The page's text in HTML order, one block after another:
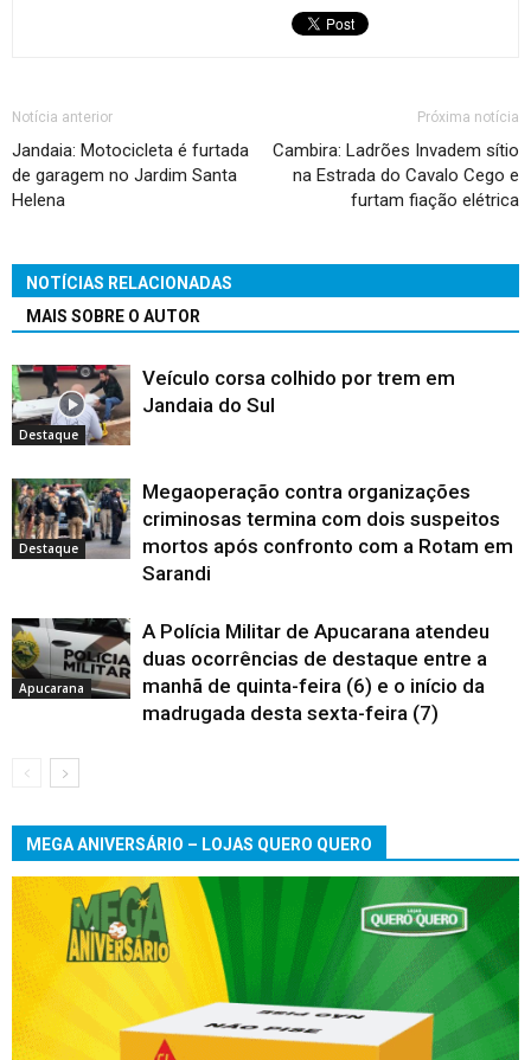
Notícia anterior
Jandaia: Motocicleta é furtada
de garagem no Jardim Santa
Helena
Próxima notícia
Cambira: Ladrões Invadem sítio
na Estrada do Cavalo Cego e
furtam fiação elétrica
NOTÍCIAS RELACIONADAS
MAIS SOBRE O AUTOR
Destaque
Veículo corsa colhido por trem em
Jandaia do Sul
Destaque
Megaoperação contra organizações
criminosas termina com dois suspeitos
mortos após confronto com a Rotam em
Sarandi
Apucarana
A Polícia Militar de Apucarana atendeu
duas ocorrências de destaque entre a
manhã de quinta-feira (6) e o início da
madrugada desta sexta-feira (7)
MEGA ANIVERSÁRIO – LOJAS QUERO QUERO